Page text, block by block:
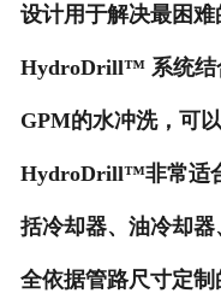
设计用于解决最困
HydroDrill™ 系统结
GPM的水冲洗，可
HydroDrill™非常适
括冷却器、油冷却
全依据管路尺寸定